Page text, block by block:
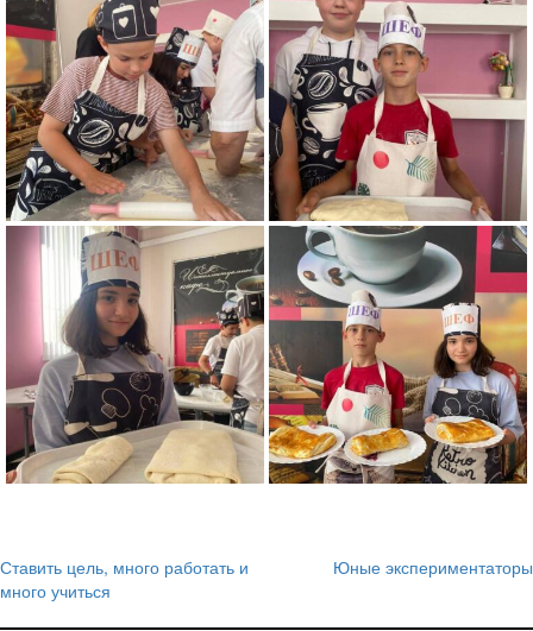
Навигация
Ставить цель, много работать и
много учиться
Юные экспериментаторы